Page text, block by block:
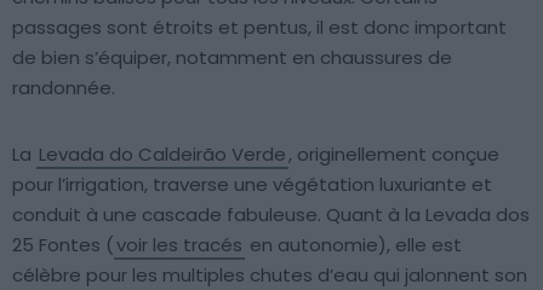
passages sont étroits et pentus, il est donc important
de bien s’équiper, notamment en chaussures de
randonnée.
La Levada do Caldeirão Verde, originellement conçue
pour l’irrigation, traverse une végétation luxuriante et
conduit à une cascade fabuleuse. Quant à la Levada dos
25 Fontes (voir les tracés en autonomie), elle est
célèbre pour les multiples chutes d’eau qui jalonnent son